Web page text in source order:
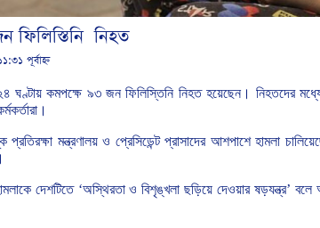
ফিলিস্তিনি নিহত
পূর্বাহ্ন
ঘণ্টায় কমপক্ষে ৯৩ জন ফিলিস্তিনি নিহত হয়েছেন। নিহতদের
প্রতিরক্ষা মন্ত্রণালয় ও প্রেসিডেন্ট প্রাসাদের আশপাশে হামলা
দেশটিতে‘অস্থিরতা ও বিশৃঙ্খলা ছড়িয়ে দেওয়ার ষড়যন্ত্র’বলে